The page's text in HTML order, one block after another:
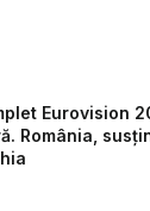
Eurovision
România,